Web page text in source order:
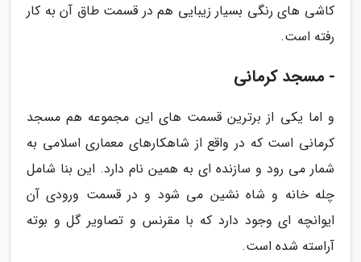
کاشی های رنگی بسیار زیبایی هم در قسمت طاق آن به کار
رفته است.
- مسجد کرمانی
و اما یکی از برترین قسمت های این مجموعه هم مسجد
کرمانی است که در واقع از شاهکارهای معماری اسلامی به
شمار می رود و سازنده ای به همین نام دارد. این بنا شامل
چله خانه و شاه نشین می شود و در قسمت ورودی آن
ایوانچه ای وجود دارد که با مقرنس و تصاویر گل و بوته
آراسته شده است.